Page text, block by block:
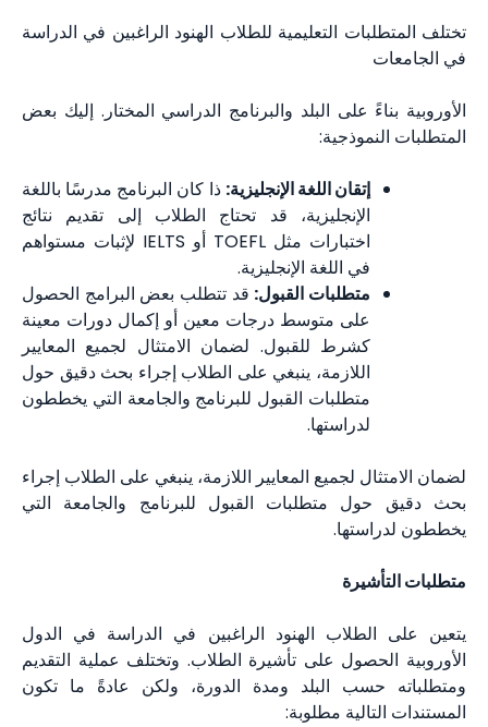
تختلف المتطلبات التعليمية للطلاب الهنود الراغبين في الدراسة
في الجامعات
الأوروبية بناءً على البلد والبرنامج الدراسي المختار. إليك بعض
المتطلبات النموذجية:
إتقان اللغة الإنجليزية: ذا كان البرنامج مدرسًا باللغة
الإنجليزية، قد تحتاج الطلاب إلى تقديم نتائج
اختبارات مثل TOEFL أو IELTS لإثبات مستواهم
في اللغة الإنجليزية.
متطلبات القبول: قد تتطلب بعض البرامج الحصول
على متوسط درجات معين أو إكمال دورات معينة
كشرط للقبول. لضمان الامتثال لجميع المعايير
اللازمة، ينبغي على الطلاب إجراء بحث دقيق حول
متطلبات القبول للبرنامج والجامعة التي يخططون
لدراستها.
لضمان الامتثال لجميع المعايير اللازمة، ينبغي على الطلاب إجراء
بحث دقيق حول متطلبات القبول للبرنامج والجامعة التي
يخططون لدراستها.
متطلبات التأشيرة
يتعين على الطلاب الهنود الراغبين في الدراسة في الدول
الأوروبية الحصول على تأشيرة الطلاب. وتختلف عملية التقديم
ومتطلباته حسب البلد ومدة الدورة، ولكن عادةً ما تكون
المستندات التالية مطلوبة: